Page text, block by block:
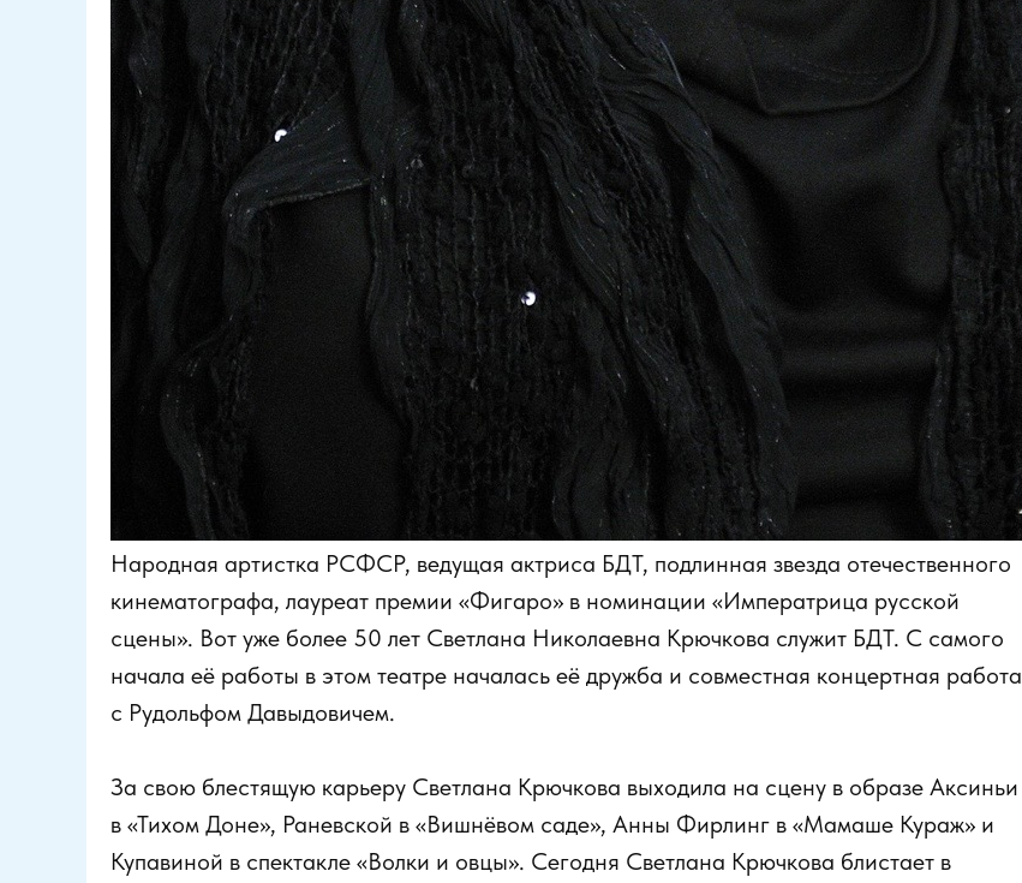
Народная артистка РСФСР, ведущая актриса БДТ, подлинная звезда отечественного
кинематографа, лауреат премии «Фигаро» в номинации «Императрица русской
сцены». Вот уже более 50 лет Светлана Николаевна Крючкова служит БДТ. С самого
начала её работы в этом театре началась её дружба и совместная концертная работа
с Рудольфом Давыдовичем.
За свою блестящую карьеру Светлана Крючкова выходила на сцену в образе Аксиньи
в «Тихом Доне», Раневской в «Вишнёвом саде», Анны Фирлинг в «Мамаше Кураж» и
Купавиной в спектакле «Волки и овцы». Сегодня Светлана Крючкова блистает в